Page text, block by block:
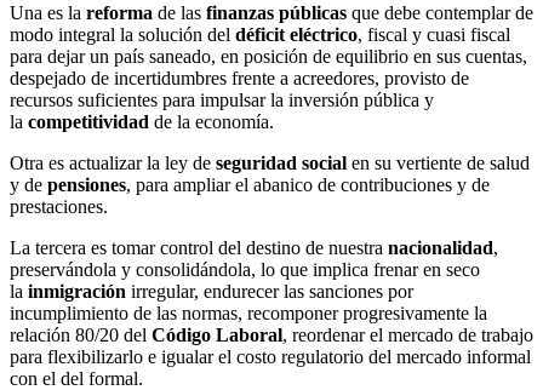
Una es la reforma de las finanzas públicas que debe contemplar de
modo integral la solución del déficit eléctrico, fiscal y cuasi fiscal
para dejar un país saneado, en posición de equilibrio en sus cuentas,
despejado de incertidumbres frente a acreedores, provisto de
recursos suficientes para impulsar la inversión pública y
la competitividad de la economía.
Otra es actualizar la ley de seguridad social en su vertiente de salud
y de pensiones, para ampliar el abanico de contribuciones y de
prestaciones.
La tercera es tomar control del destino de nuestra nacionalidad,
preservándola y consolidándola, lo que implica frenar en seco
la inmigración irregular, endurecer las sanciones por
incumplimiento de las normas, recomponer progresivamente la
relación 80/20 del Código Laboral, reordenar el mercado de trabajo
para flexibilizarlo e igualar el costo regulatorio del mercado informal
con el del formal.